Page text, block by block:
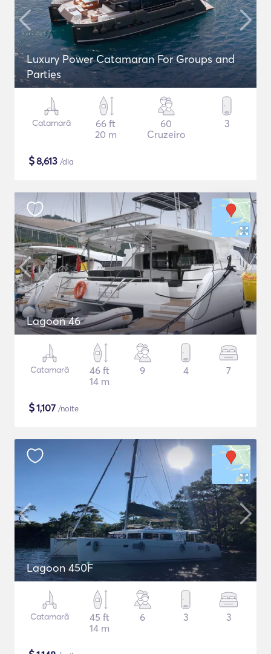
Luxury Power Catamaran For Groups and
Parties
Catamarã
66 ft
20 m
60
Cruzeiro
3
$8,613 /dia
Lagoon 46
Catamarã
46 ft
14 m
9 4 7
$1,107 /noite
Lagoon 450F
Catamarã
45 ft
14 m
6 3 3